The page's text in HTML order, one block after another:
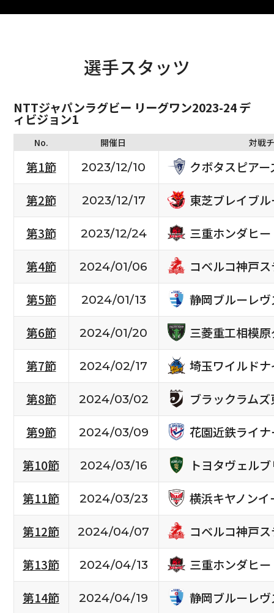
選手スタッツ
NTTジャパンラグビー リーグワン2023-24 デ
ィビジョン1
No. 開催日 対戦
第1節 2023/12/10
クボタスピア
第2節
2023/12/17
東芝ブレイブ
第3節
2023/12/24
三重ホンダヒー
第4節
2024/01/06
コベルコ神戸
第5節
2024/01/13
静岡ブルーレヴ
第6節
2024/01/20
三菱重工相模
第7節
2024/02/17
埼玉ワイルド
第8節
2024/03/02
ブラックラムズ
第9節
2024/03/09
花園近鉄ライナ
第10節
2024/03/16
トヨタヴェル
第11節
2024/03/23
横浜キヤノンイ
第12節
2024/04/07
コベルコ神戸
第13節
2024/04/13
三重ホンダヒー
第14節
2024/04/19
静岡ブルーレヴ